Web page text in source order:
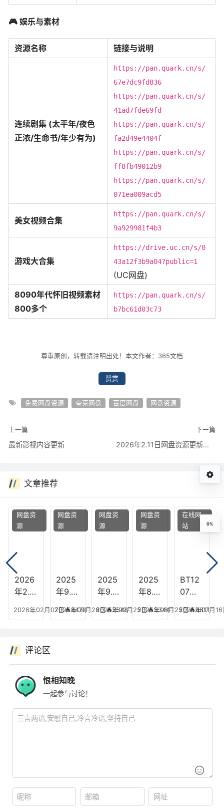
🎮 娱乐与素材
资源名称 链接与说明
连续剧集 (太平年/夜色
正浓/生命书/年少有为)
https://pan.quark.cn/s/
67e7dc9fd836
https://pan.quark.cn/s/
41ad7fde69fd
https://pan.quark.cn/s/
fa2d49e4404f
https://pan.quark.cn/s/
ff8fb49012b9
https://pan.quark.cn/s/
071ea009acd5
美女视频合集
https://pan.quark.cn/s/
9a929981f4b3
游戏大合集
https://drive.uc.cn/s/0
43a12f3b9a04?public=1
(UC网盘)
8090年代怀旧视频素材
800多个
https://pan.quark.cn/s/
b7bc61d03c73
尊重原创，转载请注明出处！本文作者：365文档
赞赏
免费网盘资源 夸克网盘 百度网盘 网盘资源
上一篇
最新影视内容更新
下一篇
2026年2.11日网盘资源更新目录
文章推荐
2026
年2.7
录
2026年02月07日 4470
网盘资
源
2025
年9.2
盘资
2025年09月26日 7543
网盘资
源
2025
年9.2
盘资
2025年09月25日 3344
网盘资
源
2025
年8.2
盘资
2025年08月25日 4611
网盘资
源
BT12
07磁
索：
查找
2025年07月16
在线网
站
评论区
恨相知晚
一起参与讨论！
0%